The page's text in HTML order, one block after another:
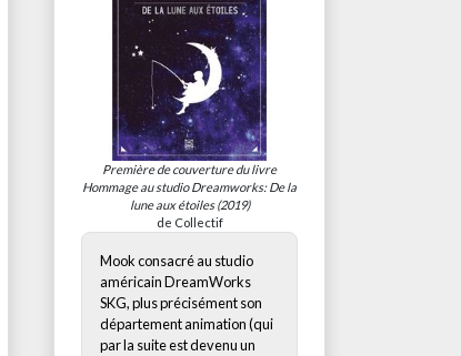
Première de couverture du livre
Hommage au studio Dreamworks: De la
lune aux étoiles(2019)
de Collectif
Mook consacré au studio
américain DreamWorks
SKG, plus précisément son
département animation (qui
par la suite est devenu un